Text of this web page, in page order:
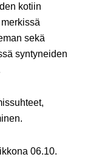
kotiin
sekä
syntyneiden
06.10.